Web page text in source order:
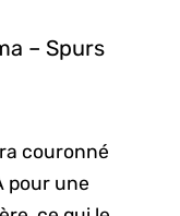
– Spurs
couronné
pour une